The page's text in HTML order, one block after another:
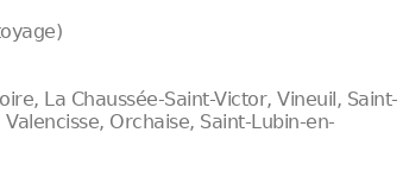
La Chaussée-Saint-Victor, Vineuil, Saint-
Orchaise, Saint-Lubin-en-